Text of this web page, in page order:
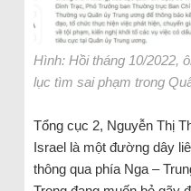
Hình: Hồi tháng 10/2022,
lục tìm sai phạm trong
Tổng cục 2, Nguyễn Thị
Israel là một đường dây
thông qua phía Nga –